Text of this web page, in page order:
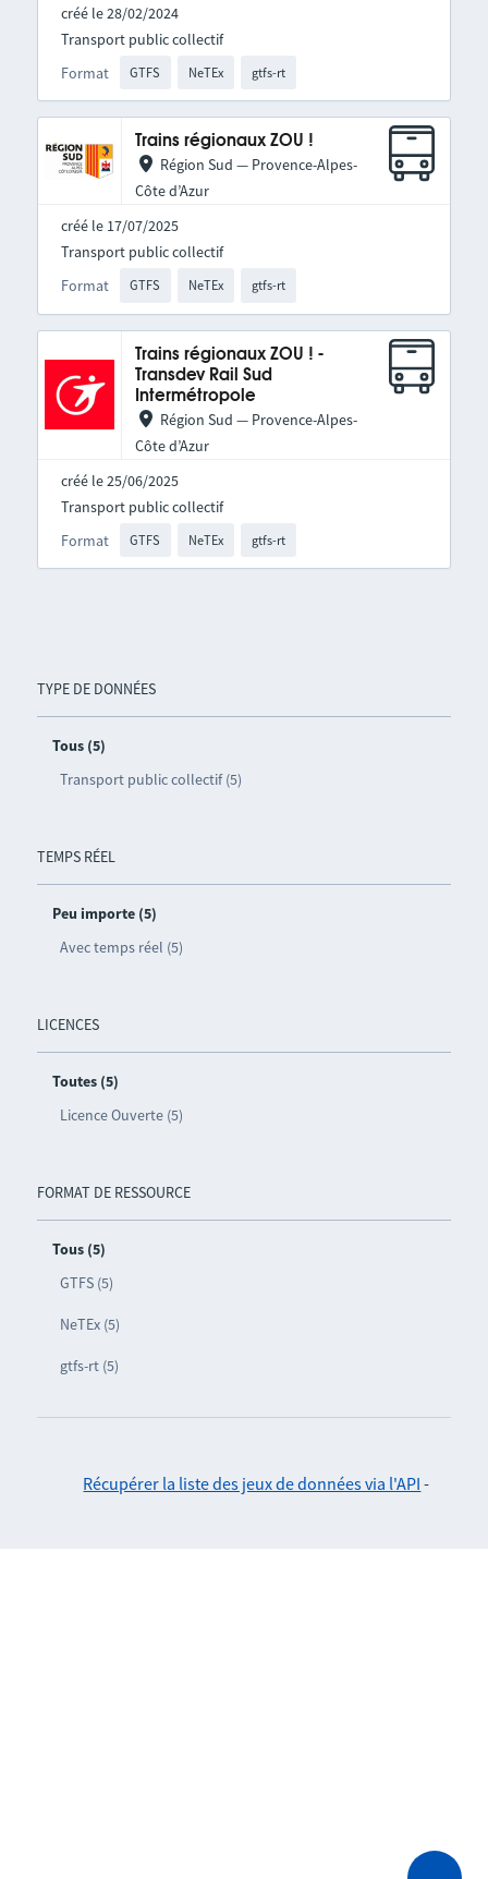
TYPE DE DONNÉES
Tous (5)
Transport public collectif (5)
TEMPS RÉEL
Peu importe (5)
Avec temps réel (5)
LICENCES
Toutes (5)
Licence Ouverte (5)
FORMAT DE RESSOURCE
Tous (5)
GTFS (5)
NeTEx (5)
gtfs-rt (5)
créé le 28/02/2024
Format GTFS NeTEx gtfs-rt
Transport public collectif
Trains régionaux ZOU !
Région Sud — Provence-Alpes-
Côte d’Azur
créé le 17/07/2025
Format GTFS NeTEx gtfs-rt
Transport public collectif
Trains régionaux ZOU ! -
Transdev Rail Sud
Intermétropole
Région Sud — Provence-Alpes-
Côte d’Azur
créé le 25/06/2025
Format GTFS NeTEx gtfs-rt
Transport public collectif
Récupérer la liste des jeux de données via l'API -